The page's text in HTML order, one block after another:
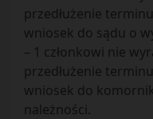
przedłużenie
wniosek do sądu o
– 1 członkowi nie
przedłużenie
wniosek do
należności.